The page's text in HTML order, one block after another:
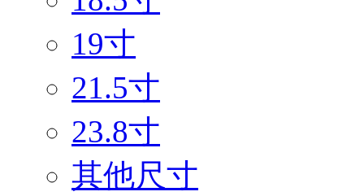
19寸
21.5寸
23.8寸
其他尺寸